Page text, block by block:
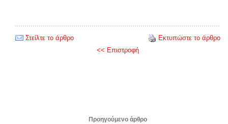
Στείλτε το άρθρο
Εκτυπώστε το άρθρο
<< Επιστροφή
Προηγούμενο άρθρο